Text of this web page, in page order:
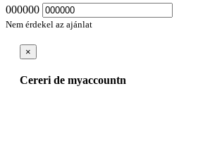
000000
Nem érdekel az ajánlat
×
Cereri de myaccountn